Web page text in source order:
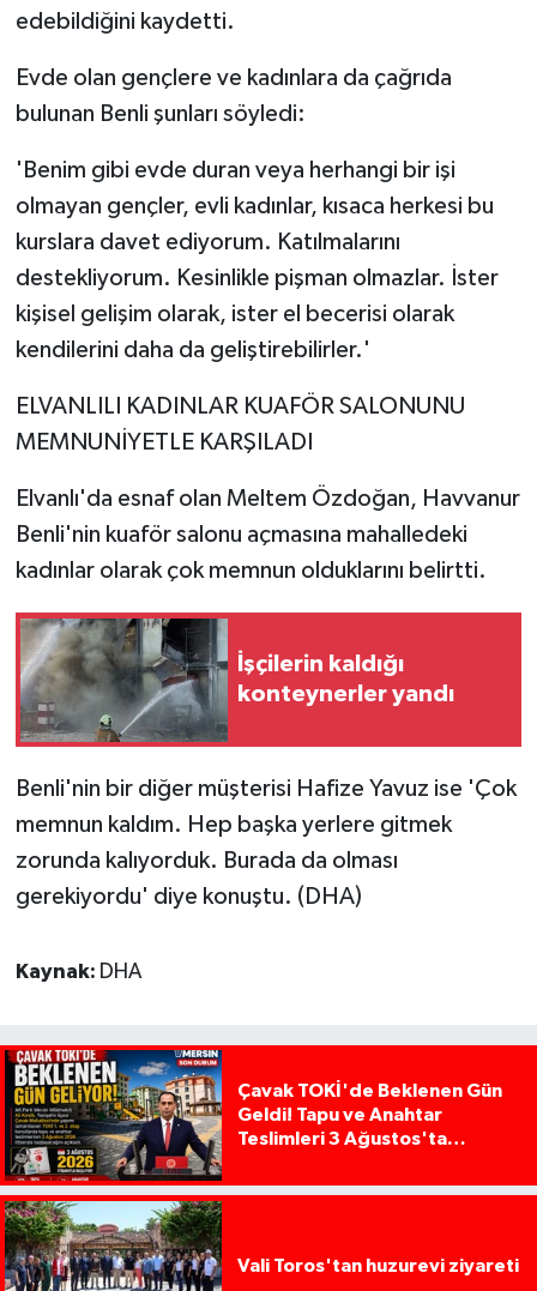
edebildiğini kaydetti.
Evde olan gençlere ve kadınlara da çağrıda
bulunan Benli şunları söyledi:
'Benim gibi evde duran veya herhangi bir işi
olmayan gençler, evli kadınlar, kısaca herkesi bu
kurslara davet ediyorum. Katılmalarını
destekliyorum. Kesinlikle pişman olmazlar. İster
kişisel gelişim olarak, ister el becerisi olarak
kendilerini daha da geliştirebilirler.'
ELVANLILI KADINLAR KUAFÖR SALONUNU
MEMNUNİYETLE KARŞILADI
Elvanlı'da esnaf olan Meltem Özdoğan, Havvanur
Benli'nin kuaför salonu açmasına mahalledeki
kadınlar olarak çok memnun olduklarını belirtti.
İşçilerin kaldığı
konteynerler yandı
Benli'nin bir diğer müşterisi Hafize Yavuz ise 'Çok
memnun kaldım. Hep başka yerlere gitmek
zorunda kalıyorduk. Burada da olması
gerekiyordu' diye konuştu. (DHA)
Kaynak: DHA
Çavak TOKİ'de Beklenen Gün
Geldi! Tapu ve Anahtar
Teslimleri 3 Ağustos'ta
Vali Toros'tan huzurevi ziyareti